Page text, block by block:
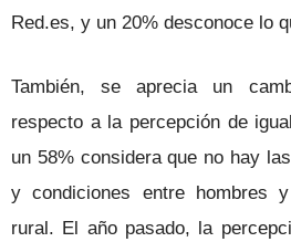
Red.es, y un 20% desconoce lo
También, se aprecia un
respecto a la percepción de
un 58% considera que no hay
y condiciones entre hombres
rural. El año pasado, la